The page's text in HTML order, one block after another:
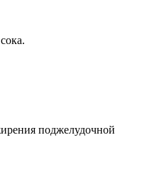
поджелудочной